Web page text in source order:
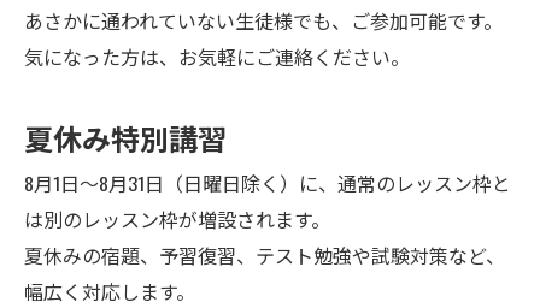
あさかに通われていない生徒様でも、ご参加可能です。
気になった方は、お気軽にご連絡ください。
夏休み特別講習
8月1日～8月31日（日曜日除く）に、通常のレッスン枠と
は別のレッスン枠が増設されます。
夏休みの宿題、予習復習、テスト勉強や試験対策など、
幅広く対応します。